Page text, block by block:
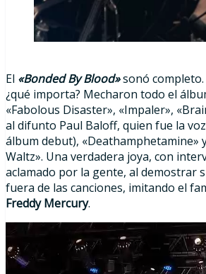
El «Bonded By Blood»sonó
¿qué importa? Mecharon todo el
«Fabolous Disaster», «Impaler»,
al difunto Paul Baloff, quien fue la
álbum debut), «Deathamphetamine»
Waltz». Una verdadera joya, con
aclamado por la gente, al demostrar
fuera de las canciones, imitando el
Freddy Mercury.